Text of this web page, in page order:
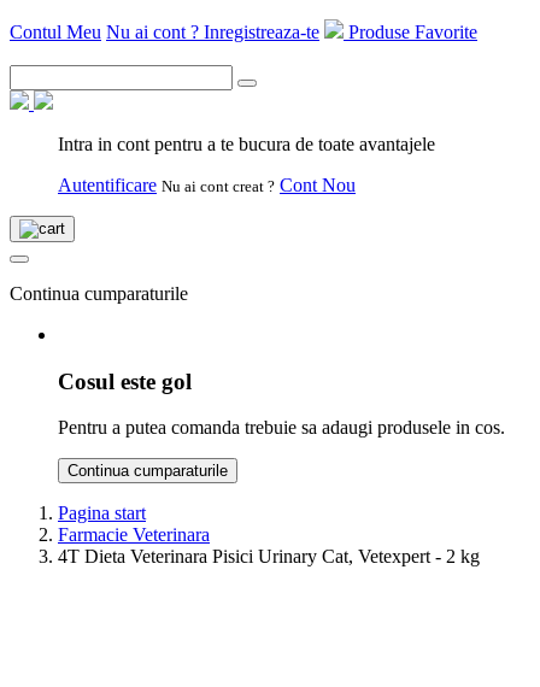
Contul Meu Nu ai cont ? Inregistreaza-te Produse Favorite
Intra in cont pentru a te bucura de toate avantajele
Autentificare Nu ai cont creat ? Cont Nou
Continua cumparaturile
Cosul este gol
Pentru a putea comanda trebuie sa adaugi produsele in cos.
Continua cumparaturile
Pagina start
Farmacie Veterinara
4T Dieta Veterinara Pisici Urinary Cat, Vetexpert - 2 kg